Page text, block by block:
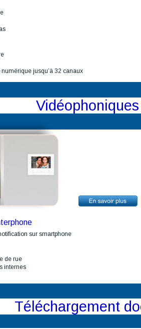
jusqu’à 32 canaux
sur smartphone
de rue
internes
Téléchargement